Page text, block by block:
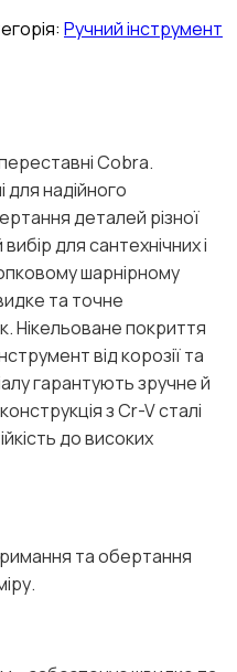
Ручний інструмент
Cobra.
надійного
деталей різної
для сантехнічних і
шарнірному
та точне
Нікельоване покриття
від корозії та
гарантують зручне й
з Cr-V сталі
до високих
та обертання